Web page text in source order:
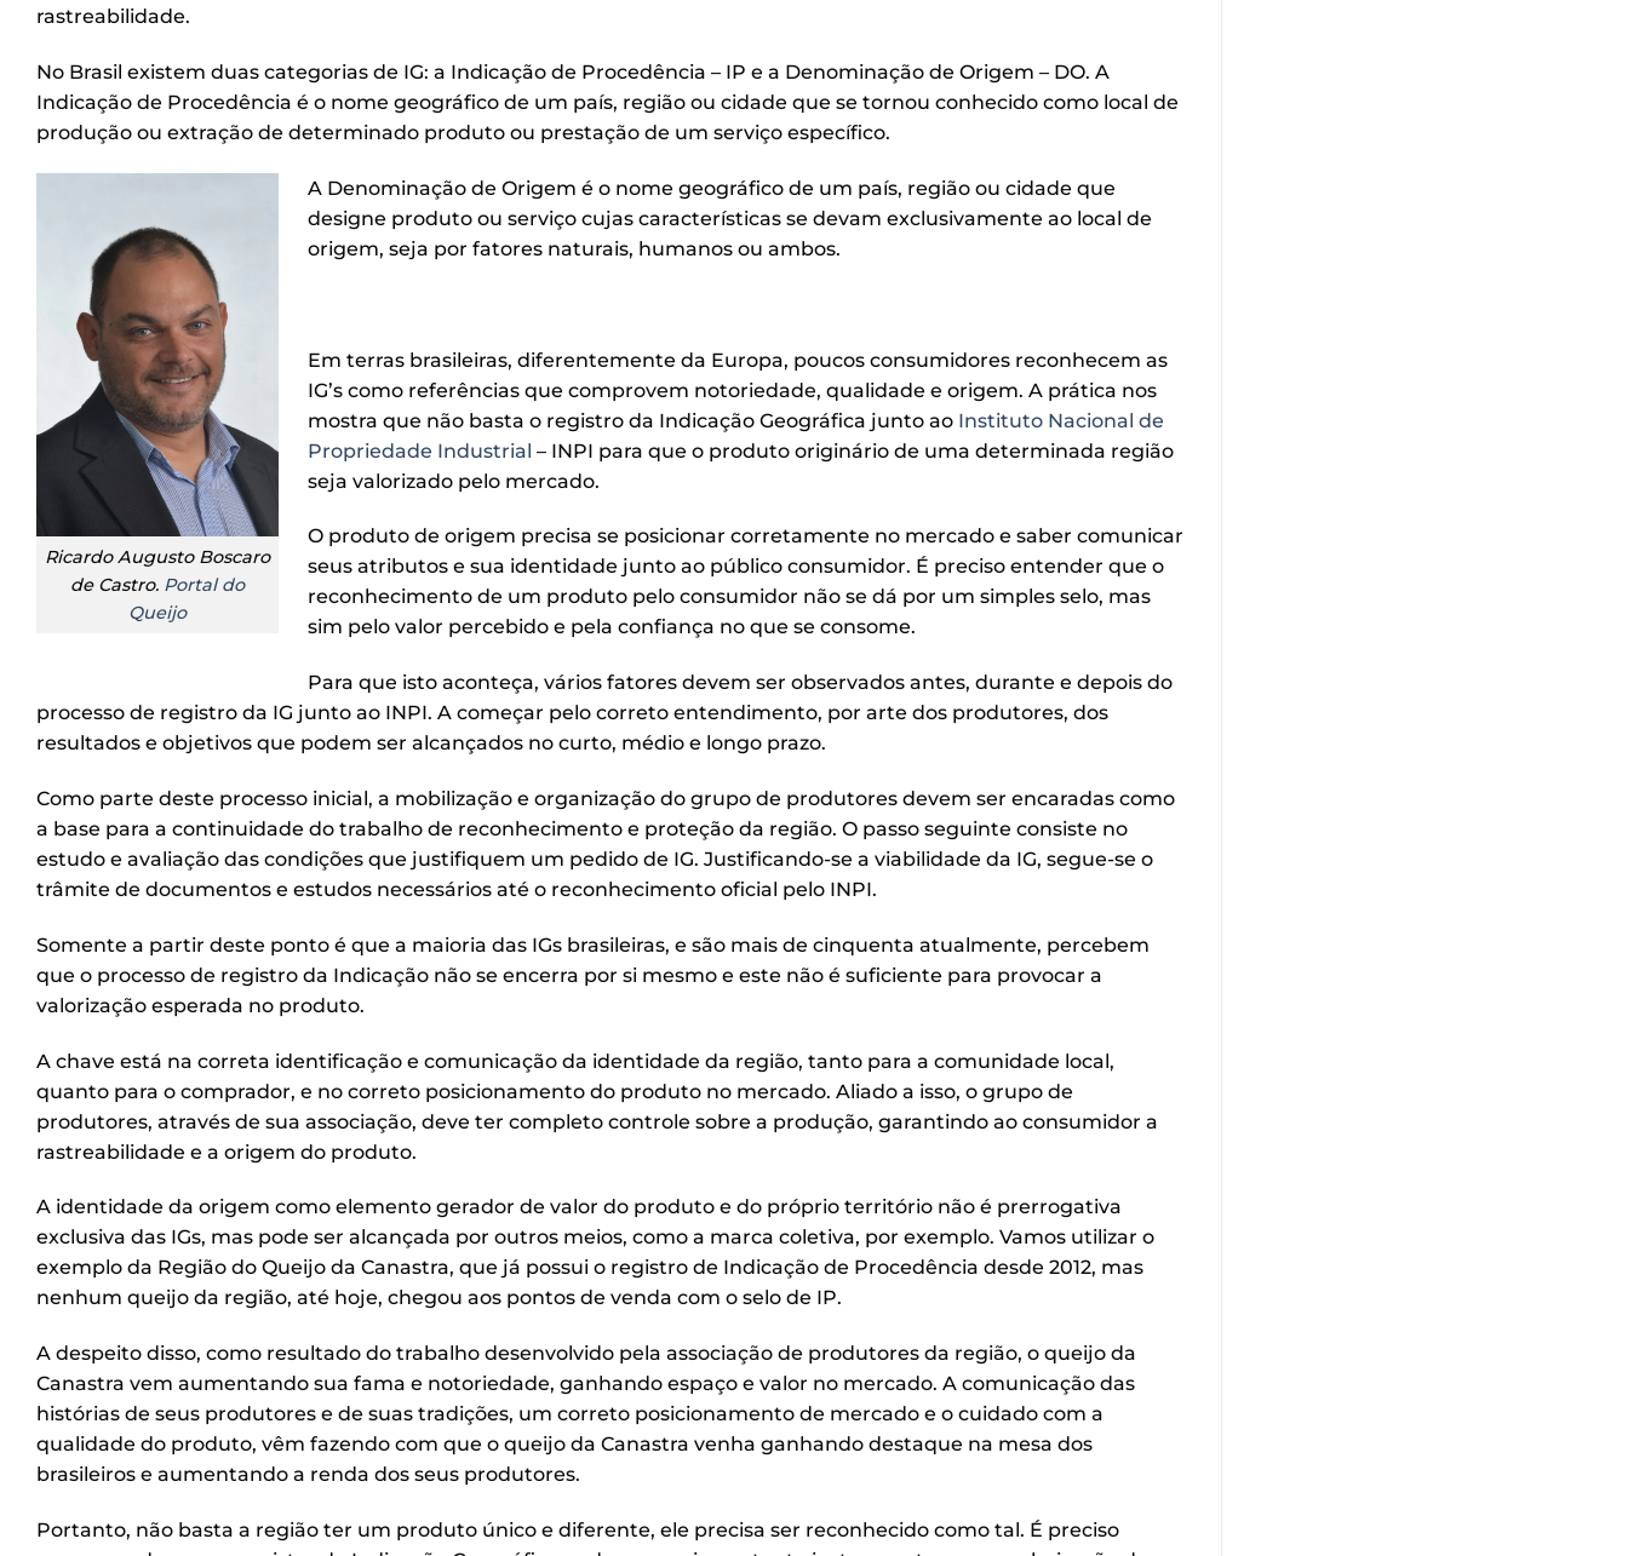
rastreabilidade.
No Brasil existem duas categorias de IG: a Indicação de Procedência – IP e a Denominação de Origem – DO. A
Indicação de Procedência é o nome geográfico de um país, região ou cidade que se tornou conhecido como local de
produção ou extração de determinado produto ou prestação de um serviço específico.
Ricardo Augusto Boscaro
de Castro. Portal do
Queijo
A Denominação de Origem é o nome geográfico de um país, região ou cidade que
designe produto ou serviço cujas características se devam exclusivamente ao local de
origem, seja por fatores naturais, humanos ou ambos.
Em terras brasileiras, diferentemente da Europa, poucos consumidores reconhecem as
IG’s como referências que comprovem notoriedade, qualidade e origem. A prática nos
mostra que não basta o registro da Indicação Geográfica junto ao Instituto Nacional de
Propriedade Industrial – INPI para que o produto originário de uma determinada região
seja valorizado pelo mercado.
O produto de origem precisa se posicionar corretamente no mercado e saber comunicar
seus atributos e sua identidade junto ao público consumidor. É preciso entender que o
reconhecimento de um produto pelo consumidor não se dá por um simples selo, mas
sim pelo valor percebido e pela confiança no que se consome.
Para que isto aconteça, vários fatores devem ser observados antes, durante e depois do
processo de registro da IG junto ao INPI. A começar pelo correto entendimento, por arte dos produtores, dos
resultados e objetivos que podem ser alcançados no curto, médio e longo prazo.
Como parte deste processo inicial, a mobilização e organização do grupo de produtores devem ser encaradas como
a base para a continuidade do trabalho de reconhecimento e proteção da região. O passo seguinte consiste no
estudo e avaliação das condições que justifiquem um pedido de IG. Justificando-se a viabilidade da IG, segue-se o
trâmite de documentos e estudos necessários até o reconhecimento oficial pelo INPI.
Somente a partir deste ponto é que a maioria das IGs brasileiras, e são mais de cinquenta atualmente, percebem
que o processo de registro da Indicação não se encerra por si mesmo e este não é suficiente para provocar a
valorização esperada no produto.
A chave está na correta identificação e comunicação da identidade da região, tanto para a comunidade local,
quanto para o comprador, e no correto posicionamento do produto no mercado. Aliado a isso, o grupo de
produtores, através de sua associação, deve ter completo controle sobre a produção, garantindo ao consumidor a
rastreabilidade e a origem do produto.
A identidade da origem como elemento gerador de valor do produto e do próprio território não é prerrogativa
exclusiva das IGs, mas pode ser alcançada por outros meios, como a marca coletiva, por exemplo. Vamos utilizar o
exemplo da Região do Queijo da Canastra, que já possui o registro de Indicação de Procedência desde 2012, mas
nenhum queijo da região, até hoje, chegou aos pontos de venda com o selo de IP.
A despeito disso, como resultado do trabalho desenvolvido pela associação de produtores da região, o queijo da
Canastra vem aumentando sua fama e notoriedade, ganhando espaço e valor no mercado. A comunicação das
histórias de seus produtores e de suas tradições, um correto posicionamento de mercado e o cuidado com a
qualidade do produto, vêm fazendo com que o queijo da Canastra venha ganhando destaque na mesa dos
brasileiros e aumentando a renda dos seus produtores.
Portanto, não basta a região ter um produto único e diferente, ele precisa ser reconhecido como tal. É preciso